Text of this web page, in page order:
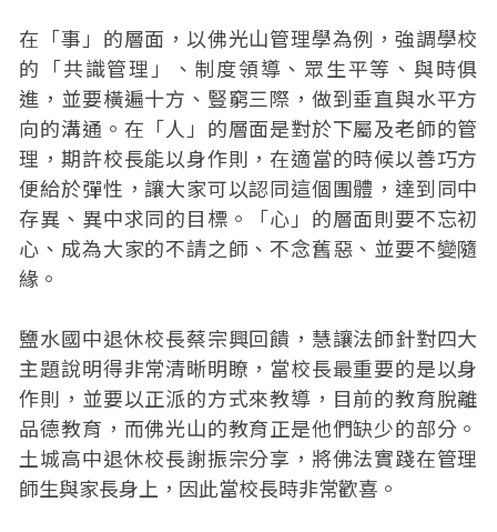
在「事」的層面，以佛光山管理學為例，強調學校
的「共識管理」、制度領導、眾生平等、與時俱
進，並要橫遍十方、豎窮三際，做到垂直與水平方
向的溝通。在「人」的層面是對於下屬及老師的管
理，期許校長能以身作則，在適當的時候以善巧方
便給於彈性，讓大家可以認同這個團體，達到同中
存異、異中求同的目標。「心」的層面則要不忘初
心、成為大家的不請之師、不念舊惡、並要不變隨
緣。
鹽水國中退休校長蔡宗興回饋，慧讓法師針對四大
主題說明得非常清晰明瞭，當校長最重要的是以身
作則，並要以正派的方式來教導，目前的教育脫離
品德教育，而佛光山的教育正是他們缺少的部分。
土城高中退休校長謝振宗分享，將佛法實踐在管理
師生與家長身上，因此當校長時非常歡喜。